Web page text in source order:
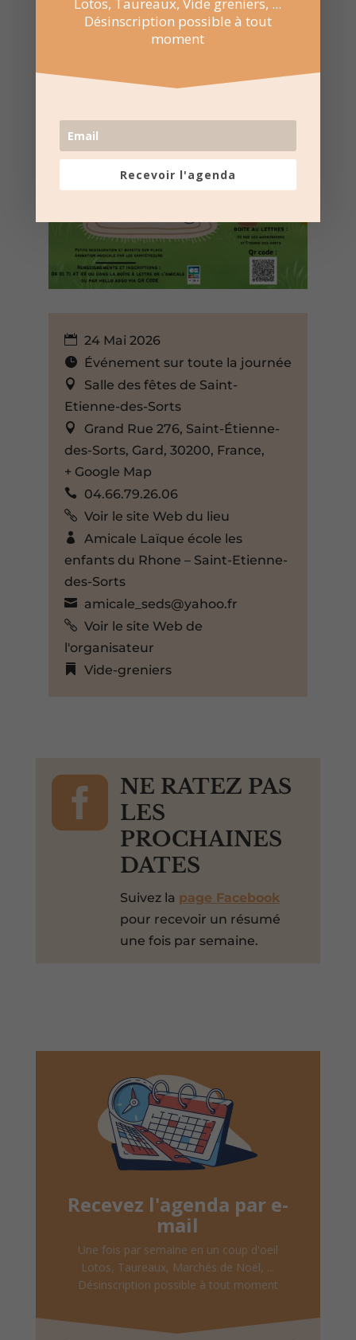
24 Mai 2026
Événement sur toute la journée
Salle des fêtes de Saint-
Etienne-des-Sorts
Grand Rue 276, Saint-Étienne-
des-Sorts, Gard, 30200, France,
+ Google Map
04.66.79.26.06
Voir le site Web du lieu
Amicale Laïque école les
enfants du Rhone – Saint-Etienne-
des-Sorts
amicale_seds@yahoo.fr
Voir le site Web de
l'organisateur
Vide-greniers

NE RATEZ PAS
LES
PROCHAINES
DATES
Suivez la page Facebook
pour recevoir un résumé
une fois par semaine.
Recevez l'agenda par e-
mail
Une fois par semaine en un coup d'oeil
Lotos, Taureaux, Marchés de Noël, ...
Désinscription possible à tout moment
Désinscription possible à tout
moment
Recevoir l'agenda